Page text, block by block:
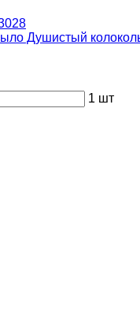
Душистый
1 шт